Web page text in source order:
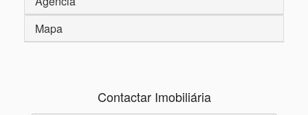
Mapa
Contactar Imobiliária